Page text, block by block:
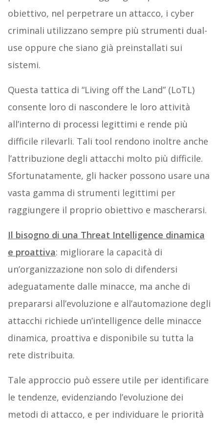
obiettivo, nel perpetrare un attacco, i cyber
criminali utilizzano sempre più strumenti dual-
use oppure che siano già preinstallati sui
sistemi.
Questa tattica di “Living off the Land” (LoTL)
consente loro di nascondere le loro attività
all’interno di processi legittimi e rende più
difficile rilevarli. Tali tool rendono inoltre anche
l’attribuzione degli attacchi molto più difficile.
Sfortunatamente, gli hacker possono usare una
vasta gamma di strumenti legittimi per
raggiungere il proprio obiettivo e mascherarsi.
Il bisogno di una Threat Intelligence dinamica
e proattiva: migliorare la capacità di
un’organizzazione non solo di difendersi
adeguatamente dalle minacce, ma anche di
prepararsi all’evoluzione e all’automazione degli
attacchi richiede un’intelligence delle minacce
dinamica, proattiva e disponibile su tutta la
rete distribuita.
Tale approccio può essere utile per identificare
le tendenze, evidenziando l’evoluzione dei
metodi di attacco, e per individuare le priorità